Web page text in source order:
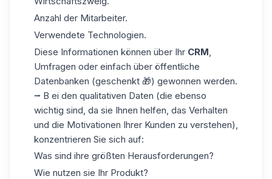
Anzahl der Mitarbeiter.
Verwendete Technologien.
Diese Informationen können über Ihr CRM
Umfragen oder einfach über öffentliche
Datenbanken (geschenkt 🎁) gewonnen werden.
⭢ B ei den qualitativen Daten (die ebenso
wichtig sind, da sie Ihnen helfen, das Verhalten
und die Motivationen Ihrer Kunden zu verstehen),
konzentrieren Sie sich auf:
Was sind ihre größten Herausforderungen?
Wie nutzen sie Ihr Produkt?